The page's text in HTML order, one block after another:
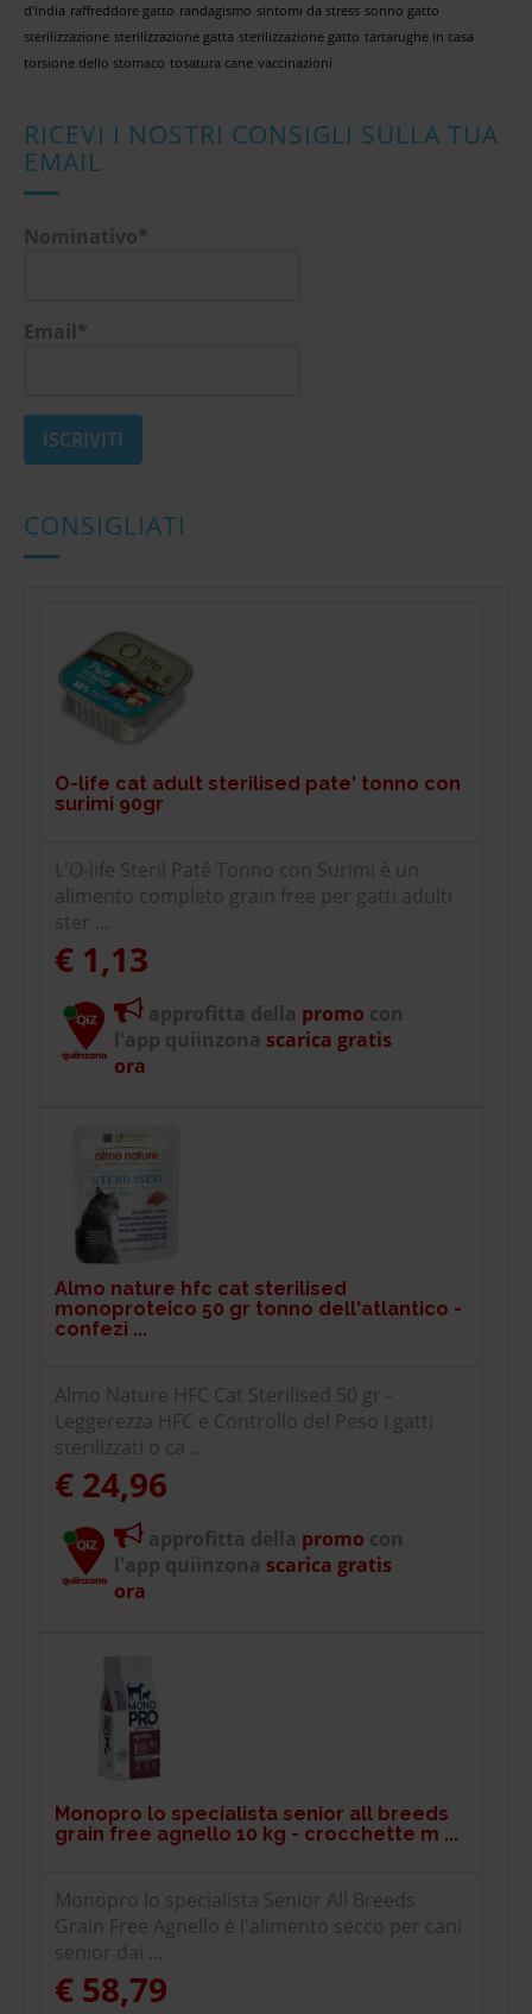
d'india raffreddore gatto randagismo sintomi da stress sonno gatto
sterilizzazione sterilizzazione gatta sterilizzazione gatto tartarughe in casa
torsione dello stomaco tosatura cane vaccinazioni
RICEVI I NOSTRI CONSIGLI SULLA TUA
EMAIL
Nominativo*
Email*
CONSIGLIATI
O-life cat adult sterilised pate' tonno con
surimi 90gr
L'O-life Steril Paté Tonno con Surimi è un
alimento completo grain free per gatti adulti
ster ...
€ 1,13
approfitta della promo con
l'app quiinzona scarica gratis
ora
Almo nature hfc cat sterilised
monoproteico 50 gr tonno dell'atlantico -
confezi ...
Almo Nature HFC Cat Sterilised 50 gr -
Leggerezza HFC e Controllo del Peso I gatti
sterilizzati o ca ...
€ 24,96
approfitta della promo con
l'app quiinzona scarica gratis
ora
Monopro lo specialista senior all breeds
grain free agnello 10 kg - crocchette m ...
Monopro lo specialista Senior All Breeds
Grain Free Agnello è l'alimento secco per cani
senior dai ...
€ 58,79